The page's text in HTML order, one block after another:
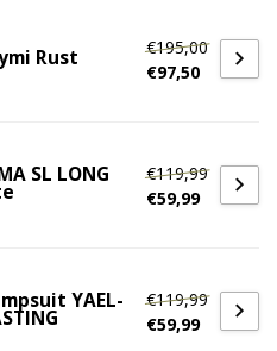
Rust
€195,00
€97,50
SL LONG
€119,99
€59,99
YAEL-
€119,99
€59,99